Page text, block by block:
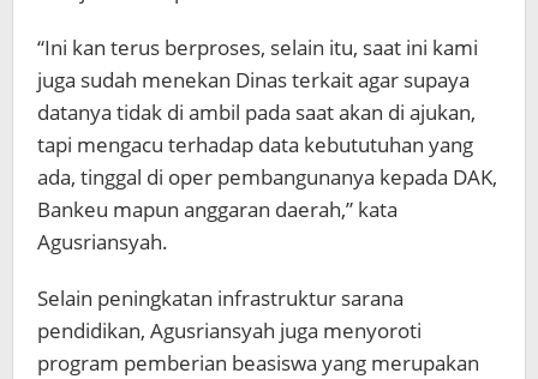
“Ini kan terus berproses, selain itu, saat ini kami
juga sudah menekan Dinas terkait agar supaya
datanya tidak di ambil pada saat akan di ajukan,
tapi mengacu terhadap data kebututuhan yang
ada, tinggal di oper pembangunanya kepada DAK,
Bankeu mapun anggaran daerah,” kata
Agusriansyah.
Selain peningkatan infrastruktur sarana
pendidikan, Agusriansyah juga menyoroti
program pemberian beasiswa yang merupakan